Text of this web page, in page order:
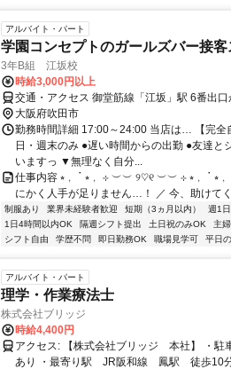
アルバイト・パート
学園コンセプトのガールズバー接客
3年B組 江坂校
時給3,000円以上
交通・アクセス 御堂筋線「江坂」駅 6番出
大阪府吹田市
勤務時間詳細 17:00～24:00 当店は… 【完全
日・週末のみ ●遅い時間からの出勤 ●友達
いますっ ▼無理なく自分...
仕事内容 ⭒﹐ ॱ ⭒﹐ ⊹ ︶︶ ୨♡୧ ︶︶ ⊹ ⭒﹐ ॱ
にかく人手が足りません…！ ／ 今、助けて
制服あり 業界未経験者歓迎 短期（3ヵ月以内） 週1
1日4時間以内OK
隔週シフト提出 土日祝のみOK 主
シフト自由
学歴不問 即日勤務OK 職場見学可 平日
アルバイト・パート
理学・作業療法士
株式会社ブリッジ
時給4,400円
アクセス: 【株式会社ブリッジ 本社】 ・駐車場あり ・駐輪場（バイク、自転車）
あり ・最寄り駅 JR阪和線 鳳駅 徒歩10